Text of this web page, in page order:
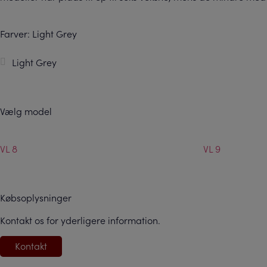
Farver: Light Grey
Light Grey
Vælg model
VL 8 VL 9
Købsoplysninger
Kontakt os for yderligere information.
Kontakt